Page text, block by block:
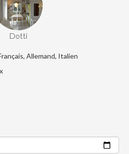
Dotti
Allemand, Italien